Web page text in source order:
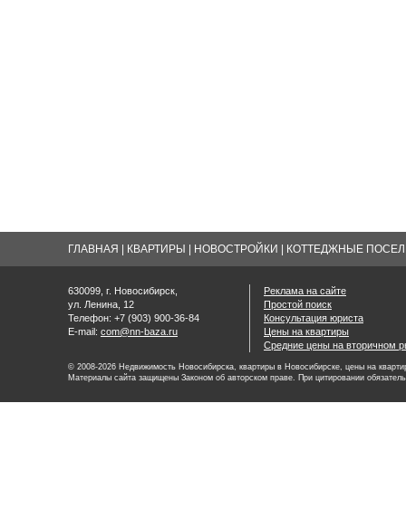
ГЛАВНАЯ КВАРТИРЫ НОВОСТРОЙКИ КОТТЕДЖНЫЕ
630099, г. Новосибирск,
ул. Ленина, 12
Телефон: +7 (903) 900-36-84
E-mail: com@nn-baza.ru
Реклама на сайте
Простой поиск
Консультация юриста
Цены на квартиры
Средние цены на вторичном
© 2008-2026 Недвижимость Новосибирска, квартиры в Новосибирске, цены на
Материалы сайта защищены Законом об авторском праве. При цитировании